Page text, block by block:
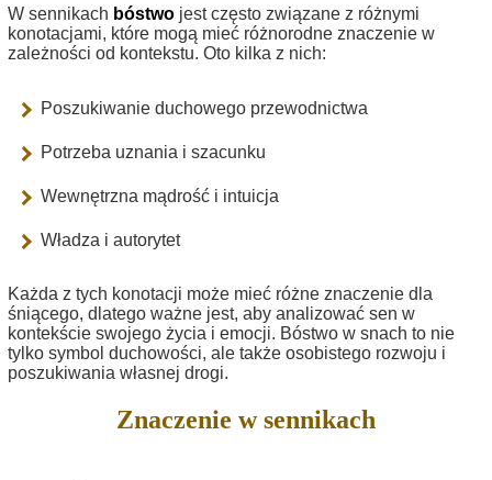
W sennikach bóstwo jest często związane z różnymi
konotacjami, które mogą mieć różnorodne znaczenie w
zależności od kontekstu. Oto kilka z nich:
Poszukiwanie duchowego przewodnictwa
Potrzeba uznania i szacunku
Wewnętrzna mądrość i intuicja
Władza i autorytet
Każda z tych konotacji może mieć różne znaczenie dla
śniącego, dlatego ważne jest, aby analizować sen w
kontekście swojego życia i emocji. Bóstwo w snach to nie
tylko symbol duchowości, ale także osobistego rozwoju i
poszukiwania własnej drogi.
Znaczenie w sennikach